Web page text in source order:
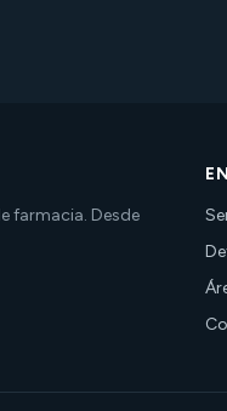
farmacia. Desde